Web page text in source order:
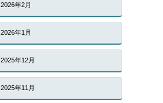
2026年2月
2026年1月
2025年12月
2025年11月